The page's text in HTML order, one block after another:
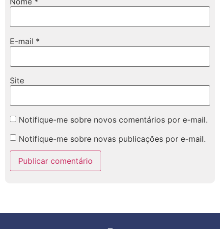
E-mail *
Site
Notifique-me sobre novos comentários por e-mail.
Notifique-me sobre novas publicações por e-mail.